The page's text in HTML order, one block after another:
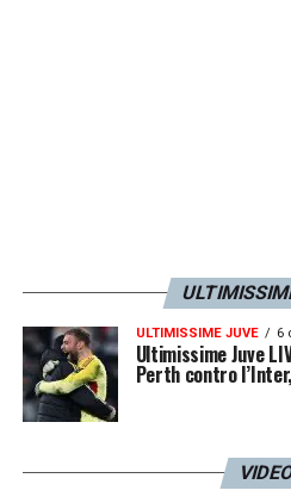
ULTIMISSIME JUVE 6
Ultimissime Juve
Perth contro